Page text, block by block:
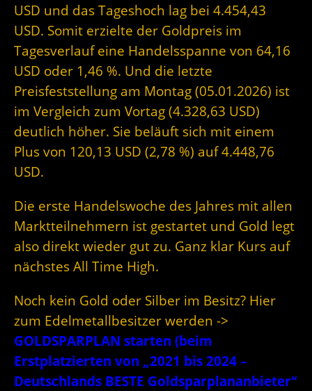
USD und das Tageshoch lag bei 4.454,43
USD. Somit erzielte der Goldpreis im
Tagesverlauf eine Handelsspanne von 64,16
USD oder 1,46 %. Und die letzte
Preisfeststellung am Montag (05.01.2026) ist
im Vergleich zum Vortag (4.328,63 USD)
deutlich höher. Sie beläuft sich mit einem
Plus von 120,13 USD (2,78 %) auf 4.448,76
USD.
Die erste Handelswoche des Jahres mit allen
Marktteilnehmern ist gestartet und Gold legt
also direkt wieder gut zu. Ganz klar Kurs auf
nächstes All Time High.
Noch kein Gold oder Silber im Besitz? Hier
zum Edelmetallbesitzer werden ->
GOLDSPARPLAN starten (beim
Erstplatzierten von „2021 bis 2024 –
Deutschlands BESTE Goldsparplananbieter“